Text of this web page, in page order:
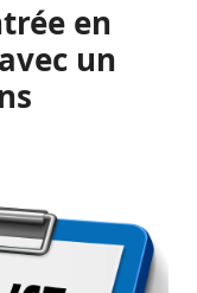
en
un